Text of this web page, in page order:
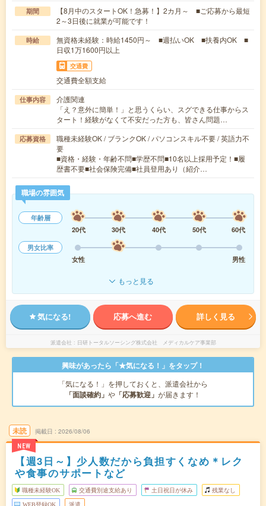
期間
【8月中のスタートOK！急募！】2カ月～ ■ご応募から最短
2～3日後に就業が可能です！
時給
無資格未経験：時給1450円～ ■週払いOK ■扶養内OK ■
日収1万1600円以上
交通費
交通費全額支給
仕事内容
介護関連
「え？意外に簡単！」と思うくらい、スグできる仕事からス
タート！経験がなくて不安だった方も、皆さん問題…
応募資格
職種未経験OK / ブランクOK / パソコンスキル不要 / 英語力不
要
■資格・経験・年齢不問■学歴不問■10名以上採用予定！■履
歴書不要■社会保険完備■社員登用あり（紹介…
職場の雰囲気
年齢層
20代
30代 40代 50代
60代
男女比率
女性
男性
もっと見る
気になる! 応募へ進む 詳しく見る
派遣会社 日研トータルソーシング株式会社 メディカルケア事業部
興味があったら「★気になる！」をタップ！
「気になる！」を押しておくと、派遣会社から
「面談確約」 や 「応募歓迎」 が届きます！
未読
NEW
掲載日 2026/08/06
【週3日～】少人数だから負担すくなめ＊レク
や食事のサポートなど
職種未経験OK 交通費別途支給あり 土日祝日が休み 残業なし
WEB登録OK 派遣